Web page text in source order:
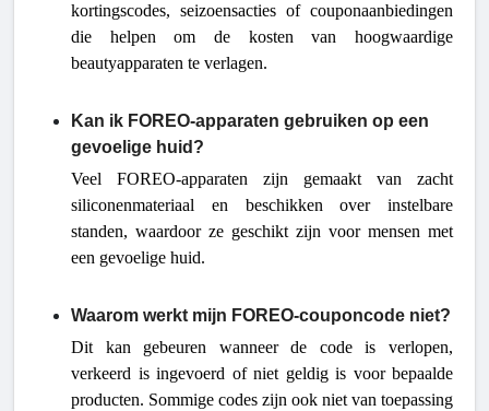
kortingscodes, seizoensacties of couponaanbiedingen
die helpen om de kosten van hoogwaardige
beautyapparaten te verlagen.
Kan ik FOREO-apparaten gebruiken op een
gevoelige huid?
Veel FOREO-apparaten zijn gemaakt van zacht
siliconenmateriaal en beschikken over instelbare
standen, waardoor ze geschikt zijn voor mensen met
een gevoelige huid.
Waarom werkt mijn FOREO-couponcode niet?
Dit kan gebeuren wanneer de code is verlopen,
verkeerd is ingevoerd of niet geldig is voor bepaalde
producten. Sommige codes zijn ook niet van toepassing